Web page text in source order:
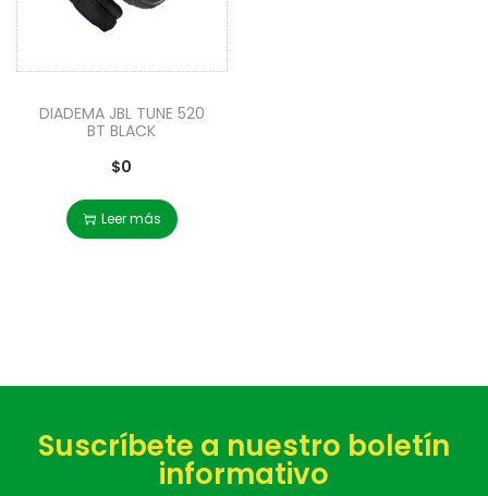
DIADEMA JBL TUNE 520
BT BLACK
$0
Leer más
Suscríbete a nuestro boletín
informativo